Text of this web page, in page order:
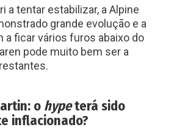
a tentar estabilizar, a Alpine
grande evolução e a
a ficar vários furos abaixo do
pode muito bem ser a
o hypeterá sido
inflacionado?